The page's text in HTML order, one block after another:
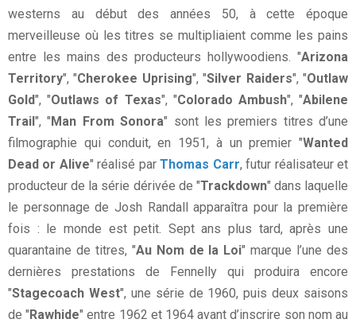
westerns au début des années 50, à cette époque
merveilleuse où les titres se multipliaient comme les pains
entre les mains des producteurs hollywoodiens. "Arizona
Territory", "Cherokee Uprising", "Silver Raiders", "Outlaw
Gold", "Outlaws of Texas", "Colorado Ambush", "Abilene
Trail", "Man From Sonora" sont les premiers titres d’une
filmographie qui conduit, en 1951, à un premier "Wanted
Dead or Alive" réalisé parThomas Carr, futur réalisateur et
producteur de la série dérivée de "Trackdown" dans laquelle
le personnage de Josh Randall apparaîtra pour la première
fois : le monde est petit. Sept ans plus tard, après une
quarantaine de titres, "Au Nom de la Loi" marque l’une des
dernières prestations de Fennelly qui produira encore
"Stagecoach West", une série de 1960, puis deux saisons
de "Rawhide" entre 1962 et 1964 avant d’inscrire son nom au